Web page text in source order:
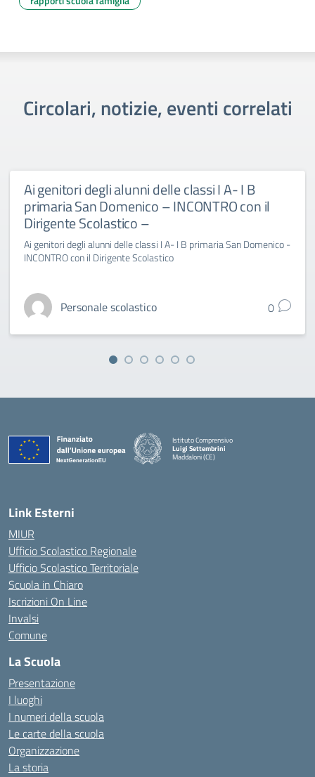
Circolari, notizie, eventi correlati
Ai genitori degli alunni delle classi I A- I B
primaria San Domenico – INCONTRO con il
Dirigente Scolastico –
Ai genitori degli alunni delle classi I A- I B primaria San Domenico -
INCONTRO con il Dirigente Scolastico
Personale scolastico 0
Istituto Comprensivo
Luigi Settembrini
Maddaloni (CE)
Link Esterni
MIUR
Ufficio Scolastico Regionale
Ufficio Scolastico Territoriale
Scuola in Chiaro
Iscrizioni On Line
Invalsi
Comune
La Scuola
Presentazione
I luoghi
I numeri della scuola
Le carte della scuola
Organizzazione
La storia